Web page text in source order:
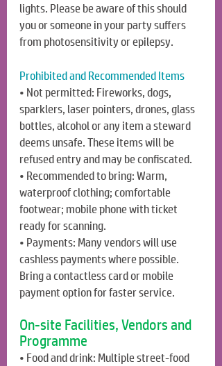
lights. Please be aware of this should
you or someone in your party suffers
from photosensitivity or epilepsy.
Prohibited and Recommended Items
• Not permitted: Fireworks, dogs,
sparklers, laser pointers, drones, glass
bottles, alcohol or any item a steward
deems unsafe. These items will be
refused entry and may be confiscated.
• Recommended to bring: Warm,
waterproof clothing; comfortable
footwear; mobile phone with ticket
ready for scanning.
• Payments: Many vendors will use
cashless payments where possible.
Bring a contactless card or mobile
payment option for faster service.
On-site Facilities, Vendors and
Programme
• Food and drink: Multiple street-food